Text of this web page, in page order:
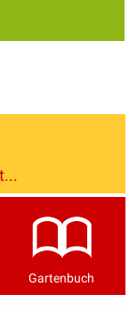
Gartenbuch